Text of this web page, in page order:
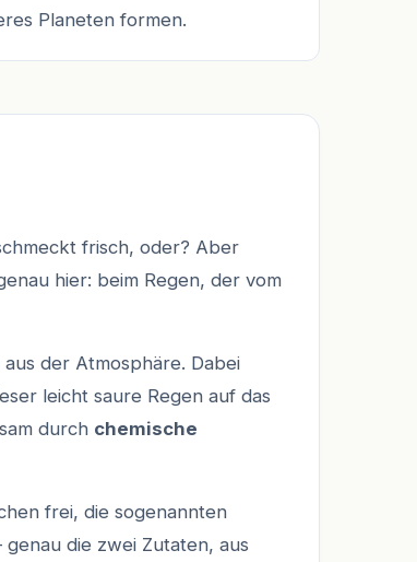
Planeten formen.
frisch, oder? Aber
hier: beim Regen, der vom
der Atmosphäre. Dabei
leicht saure Regen auf das
durch chemische
frei, die sogenannten
genau die zwei Zutaten, aus